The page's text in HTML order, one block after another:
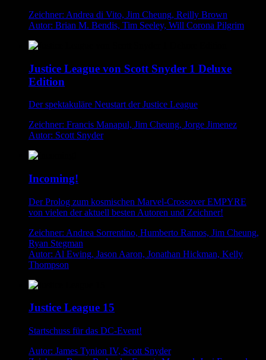
Zeichner: Andrea di Vito, Jim Cheung, Reilly Brown
Autor: Brian M. Bendis, Tim Seeley, Will Corona Pilgrim
Justice League von Scott Snyder 1 Deluxe
Edition
Der spektakuläre Neustart der Justice League
Zeichner: Francis Manapul, Jim Cheung, Jorge Jimenez
Autor: Scott Snyder
Incoming!
Der Prolog zum kosmischen Marvel-Crossover EMPYRE
von vielen der aktuell besten Autoren und Zeichner!
Zeichner: Andrea Sorrentino, Humberto Ramos, Jim Cheung,
Ryan Stegman
Autor: Al Ewing, Jason Aaron, Jonathan Hickman, Kelly
Thompson
Justice League 15
Startschuss für das DC-Event!
Autor: James Tynion IV, Scott Snyder